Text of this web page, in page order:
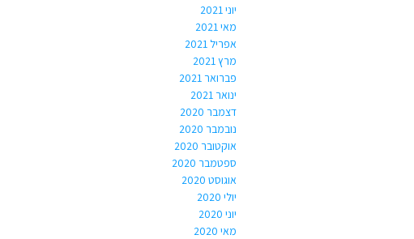
יוני 2021
מאי 2021
אפריל 2021
מרץ 2021
פברואר 2021
ינואר 2021
דצמבר 2020
נובמבר 2020
אוקטובר 2020
ספטמבר 2020
אוגוסט 2020
יולי 2020
יוני 2020
מאי 2020